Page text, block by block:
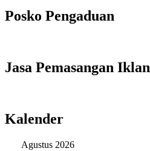
Posko Pengaduan
Jasa Pemasangan Iklan
Kalender
Agustus 2026